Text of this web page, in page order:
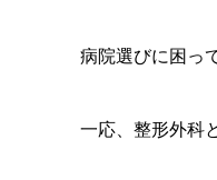
病院選びに困っ
一応、整形外科